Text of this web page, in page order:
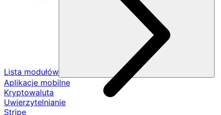
Lista modułów
Aplikacje mobilne
Kryptowaluta
Uwierzytelnianie
Stripe